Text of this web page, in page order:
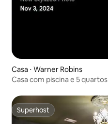
Casa ⋅ Warner Robins
Casa com piscina e 5 quartos
Superhost
Superhost